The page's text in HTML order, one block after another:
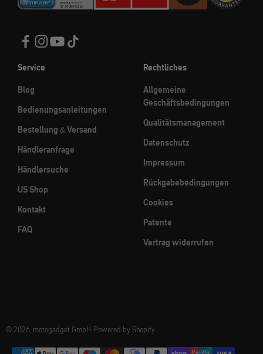
Service
Blog
Bedienungsanleitungen
Bestellung & Versand
Händleranfrage
Händlersuche
US Shop
Kontakt
FAQ
Rechtliches
Allgemeine
Geschäftsbedingungen
Qualitätsmanagement
Datenschutz
Impressum
Rückgabebedingungen
Cookies
Patente
Vertrag widerrufen
© 2026, motogadget GmbH. Powered by Shopify